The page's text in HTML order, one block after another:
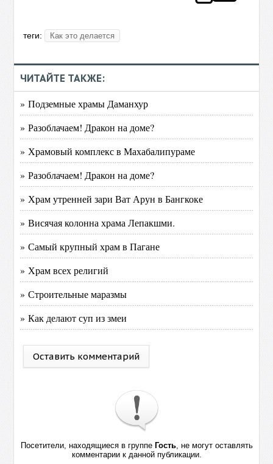
теги: Как это делается
ЧИТАЙТЕ ТАКЖЕ:
» Подземные храмы Даманхур
» Разоблачаем! Дракон на доме?
» Храмовый комплекс в Махабалипураме
» Разоблачаем! Дракон на доме?
» Храм утренней зари Ват Арун в Бангкоке
» Висячая колонна храма Лепакшми.
» Самый крупный храм в Пагане
» Храм всех религий
» Строительные маразмы
» Как делают суп из змеи
Оставить комментарий
Посетители, находящиеся в группе Гость, не могут оставлять
комментарии к данной публикации.